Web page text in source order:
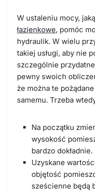
W ustaleniu mocy,
łazienkowe, pomóc
hydraulik. W wielu
takiej usługi, aby nie
szczególnie
pewny swoich
że można te
samemu. Trzeba
Na początku
wysokość
bardzo dokładnie.
Uzyskane
objętość
sześcienne będą